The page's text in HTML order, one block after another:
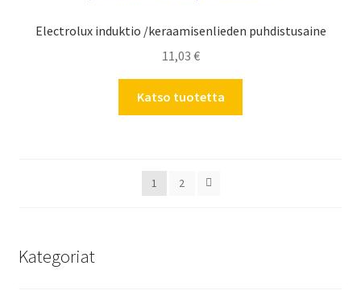
Electrolux induktio /keraamisenlieden puhdistusaine
11,03 €
Katso tuotetta
1 2
Kategoriat